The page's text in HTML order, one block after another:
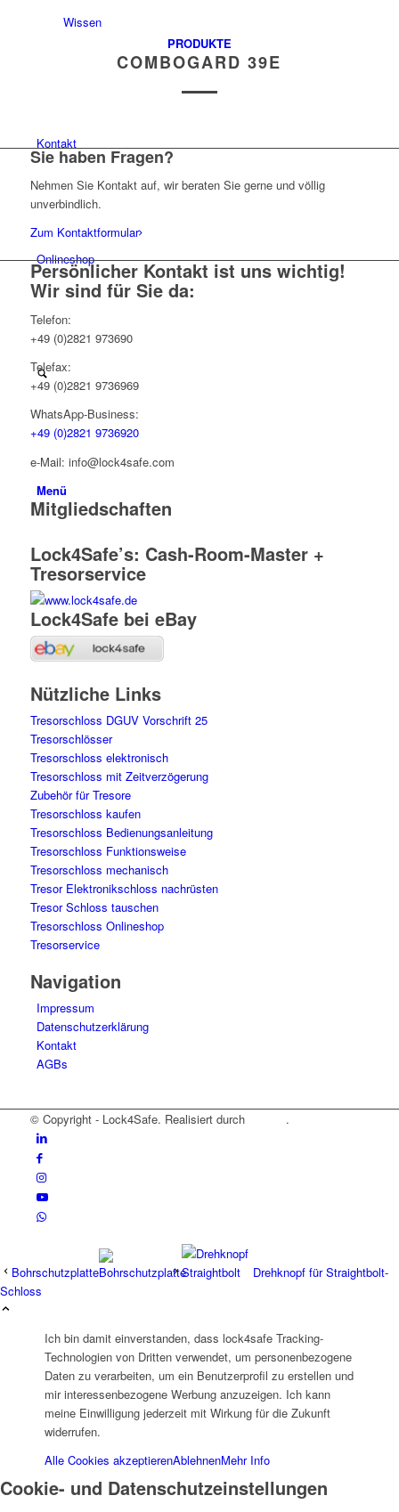
Wissen
Kontakt
Onlineshop
Menü
PRODUKTE
COMBOGARD 39E
Sie haben Fragen?
Nehmen Sie Kontakt auf, wir beraten Sie gerne und völlig
unverbindlich.
Zum Kontaktformular
Persönlicher Kontakt ist uns wichtig!
Wir sind für Sie da:
Telefon:
+49 (0)2821 973690
Telefax:
+49 (0)2821 9736969
WhatsApp-Business:
+49 (0)2821 9736920
e-Mail: info@lock4safe.com
Mitgliedschaften
Lock4Safe’s: Cash-Room-Master +
Tresorservice
Lock4Safe bei eBay
Nützliche Links
Tresorschloss DGUV Vorschrift 25
Tresorschlösser
Tresorschloss elektronisch
Tresorschloss mit Zeitverzögerung
Zubehör für Tresore
Tresorschloss kaufen
Tresorschloss Bedienungsanleitung
Tresorschloss Funktionsweise
Tresorschloss mechanisch
Tresor Elektronikschloss nachrüsten
Tresor Schloss tauschen
Tresorschloss Onlineshop
Tresorservice
Navigation
Impressum
Datenschutzerklärung
Kontakt
AGBs
© Copyright - Lock4Safe. Realisiert durch .
Bohrschutzplatte
Drehknopf für Straightbolt-
Schloss
Ich bin damit einverstanden, dass lock4safe Tracking-
Technologien von Dritten verwendet, um personenbezogene
Daten zu verarbeiten, um ein Benutzerprofil zu erstellen und
mir interessenbezogene Werbung anzuzeigen. Ich kann
meine Einwilligung jederzeit mit Wirkung für die Zukunft
widerrufen.
Alle Cookies akzeptierenAblehnenMehr Info
Cookie- und Datenschutzeinstellungen